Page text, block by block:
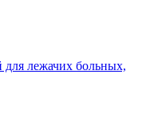
лежачих больных,